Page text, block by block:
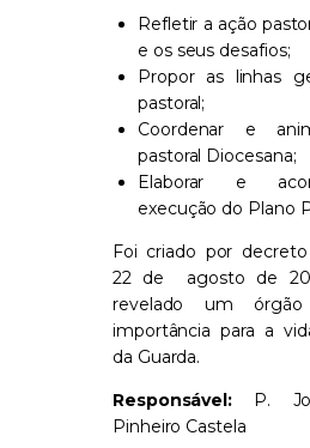
CONTACTOS
Refletir a ação
e os seus desafios;
Propor as linhas
pastoral;
Coordenar e
pastoral Diocesana;
Elaborar e
execução do Plano
Foi criado por
22 de agosto de
revelado um
importância para a
da Guarda.
Responsável: P.
Pinheiro Castela